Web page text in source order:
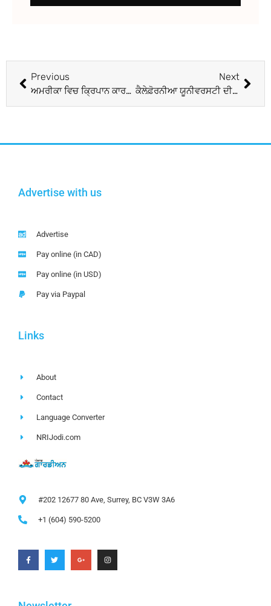
Previous
ਅਮਰੀਕਾ ਵਿਚ ਕ੍ਰਿਪਾਨ ਕਾਰਨ ਸਿੱਖ ਨੂੰ ਹਥਕੜੀ ਲਾਈ
Next
ਕੈਲੇਫ਼ੋਰਨੀਆ ਯੂਨੀਵਰਸਟੀ ਦੀ ਕਾਨਵੋਕੇਸ਼ਨ ‘ਚ ਅੰਗਦ ਸਿੰਘ ਦਾ ਭਾਸ਼ਣ ਦੁਨੀਆਂ ਭਰ ਵਿਚ ਚਰਚਿਤ ਹੋਇਆ
Advertise with us
Advertise
Pay online (in CAD)
Pay online (in USD)
Pay via Paypal
Links
About
Contact
Language Converter
NRIJodi.com
#202 12677 80 Ave, Surrey, BC V3W 3A6
+1 (604) 590-5200